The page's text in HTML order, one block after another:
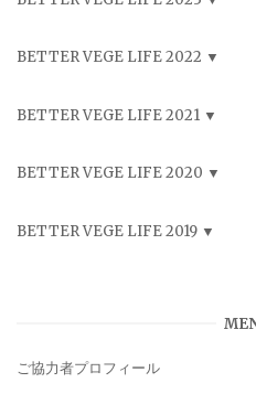
BETTER VEGE LIFE 2022
BETTER VEGE LIFE 2021
BETTER VEGE LIFE 2020
BETTER VEGE LIFE 2019
ご協力者プロフィール